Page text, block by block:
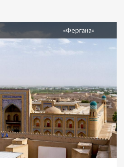
«Фергана»